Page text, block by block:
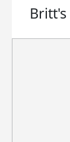
Britt's